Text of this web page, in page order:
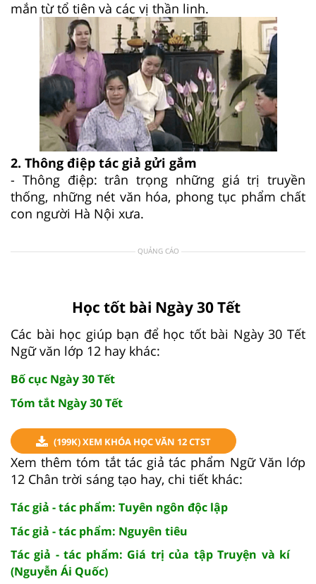
mắn từ tổ tiên và các vị thần linh.
2. Thông điệp tác giả gửi gắm
- Thông điệp: trân trọng những giá trị truyền
thống, những nét văn hóa, phong tục phẩm chất
con người Hà Nội xưa.
QUẢNG CÁO
Học tốt bài Ngày 30 Tết
Các bài học giúp bạn để học tốt bài Ngày 30 Tết
Ngữ văn lớp 12 hay khác:
Bố cục Ngày 30 Tết
Tóm tắt Ngày 30 Tết
(199K) XEM KHÓA HỌC VĂN 12 CTST
Xem thêm tóm tắt tác giả tác phẩm Ngữ Văn lớp
12 Chân trời sáng tạo hay, chi tiết khác:
Tác giả - tác phẩm: Tuyên ngôn độc lập
Tác giả - tác phẩm: Nguyên tiêu
Tác giả - tác phẩm: Giá trị của tập Truyện và kí
(Nguyễn Ái Quốc)